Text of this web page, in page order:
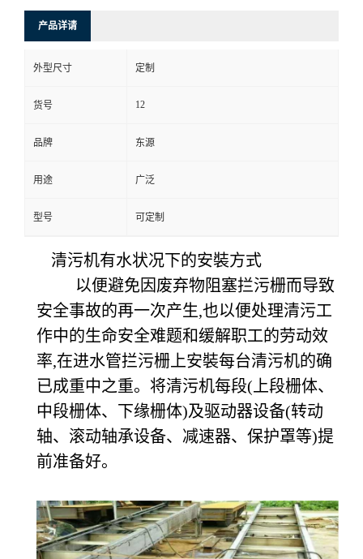
产品详请
外型尺寸 定制
货号 12
品牌 东源
用途 广泛
型号 可定制
清污机有水状况下的安裝方式
以便避免因废弃物阻塞拦污栅而导致
安全事故的再一次产生,也以便处理清污工
作中的生命安全难题和缓解职工的劳动效
率,在进水管拦污栅上安裝每台清污机的确
已成重中之重。将清污机每段(上段栅体、
中段栅体、下缘栅体)及驱动器设备(转动
轴、滚动轴承设备、减速器、保护罩等)提
前准备好。